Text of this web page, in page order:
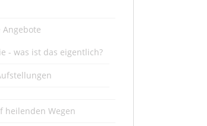
- was ist das eigentlich?
heilenden Wegen